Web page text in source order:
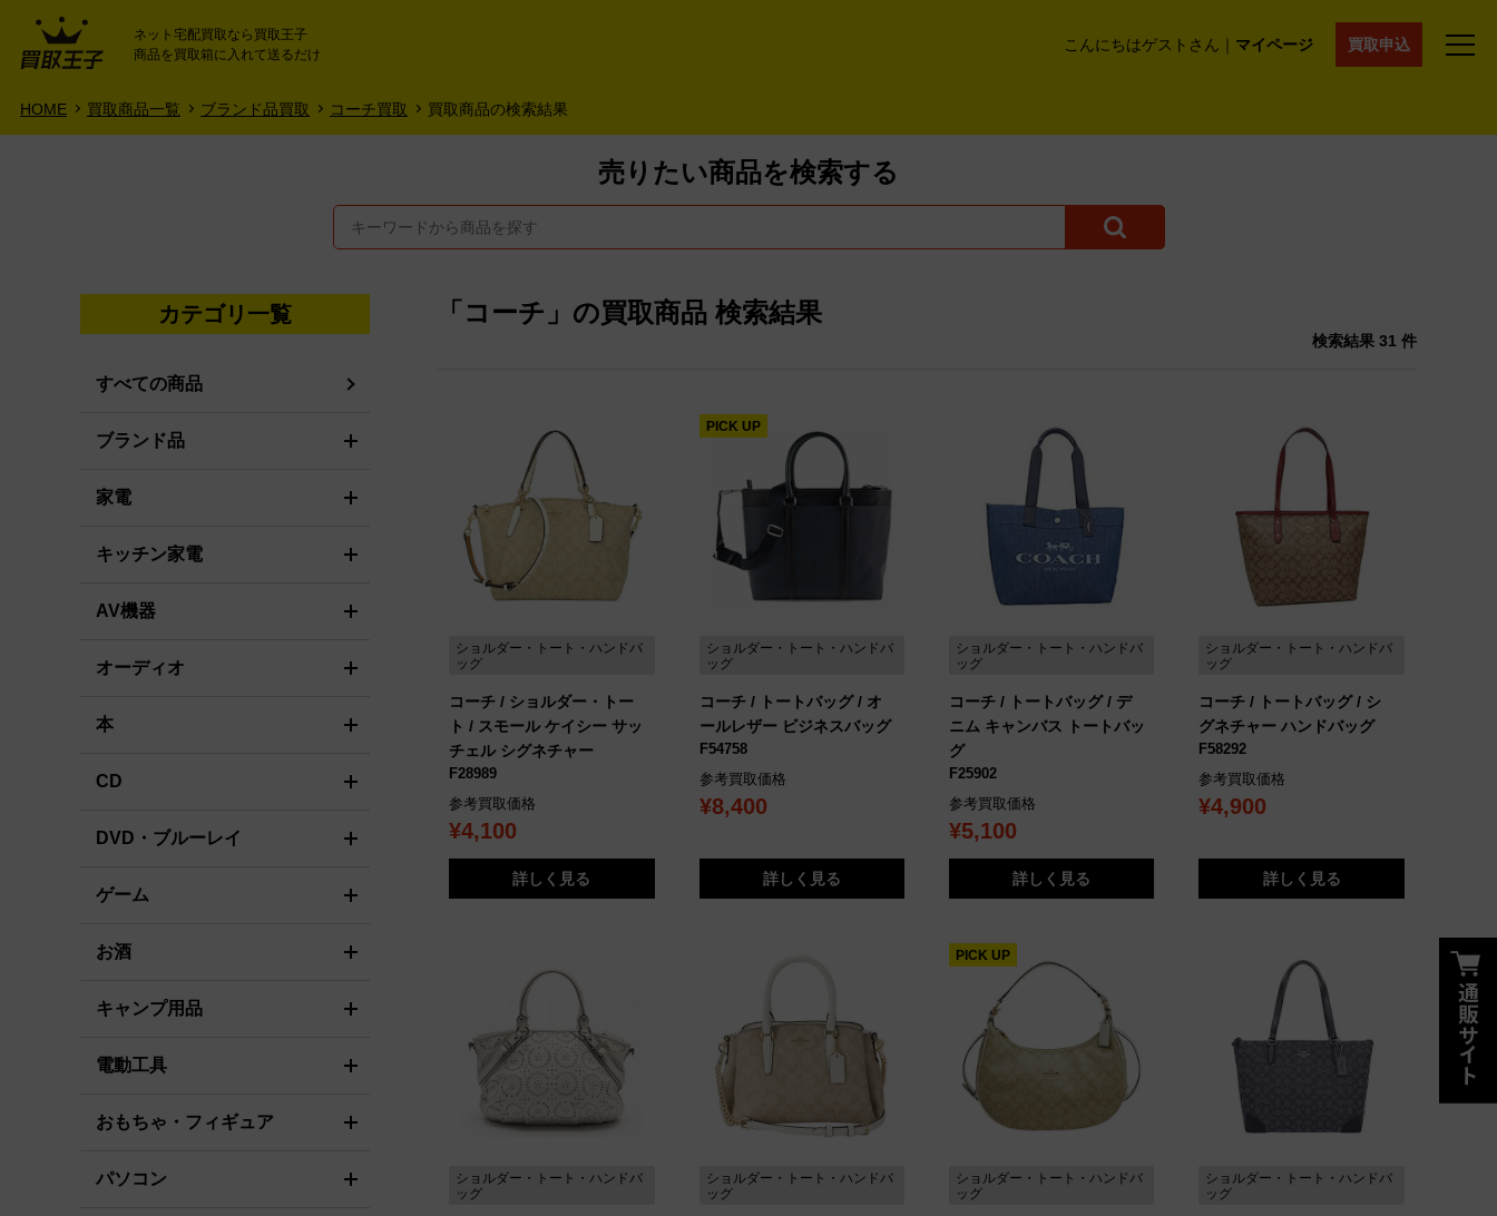
こんにちはゲストさん｜ マイページ 買取申込
HOME コラム マイページ 通販サイト
ネット宅配買取なら買取王子
商品を買取箱に入れて送るだけ
HOME 買取商品一覧 ブランド品買取 コーチ買取 買取商品の検索結果
売りたい商品を検索する
カテゴリ一覧
すべての商品
ブランド品
家電
キッチン家電
AV機器
オーディオ
本
CD
DVD・ブルーレイ
ゲーム
お酒
キャンプ用品
電動工具
おもちゃ・フィギュア
パソコン
「コーチ」の買取商品 検索結果
検索結果 31 件
ショルダー・トート・ハンドバ
ッグ
コーチ / ショルダー・トー
ト / スモール ケイシー サッ
チェル シグネチャー
F28989
参考買取価格
¥4,100
詳しく見る
ショルダー・トート・ハンドバ
ッグ
PICK UP
コーチ / トートバッグ / オ
ールレザー ビジネスバッグ
F54758
参考買取価格
¥8,400
詳しく見る
ショルダー・トート・ハンドバ
ッグ
コーチ / トートバッグ / デ
ニム キャンバス トートバッ
グ
F25902
参考買取価格
¥5,100
詳しく見る
ショルダー・トート・ハンドバ
ッグ
コーチ / トートバッグ / シ
グネチャー ハンドバッグ
F58292
参考買取価格
¥4,900
詳しく見る
ショルダー・トート・ハンドバ
ッグ
ショルダー・トート・ハンドバ
ッグ
ショルダー・トート・ハンドバ
ッグ
PICK UP
ショルダー・トート・ハンドバ
ッグ